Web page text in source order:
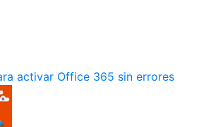
activar Office 365 sin errores